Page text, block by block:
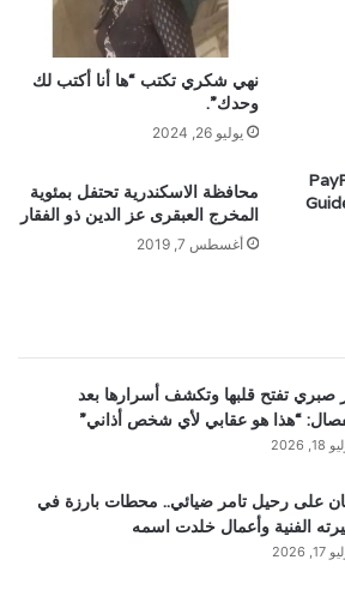
نهي شكري تكتب “ها أنا أكتب لك
وحدك”.
يوليو 26, 2024
محافظة الاسكندرية تحتفل بمئوية
المخرج العبقرى عز الدين ذو الفقار
أغسطس 7, 2019
صبري تفتح قلبها وتكشف أسرارها بعد
“هذا هو عقابي لأي شخص أذاني”
2026
على رحيل تامر ضيائي.. محطات بارزة في
الفنية وأعمال خلدت اسمه
2026